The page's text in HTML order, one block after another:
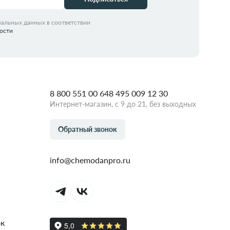
данных в соответствии
8 800 551 00 648 495 009 12 30
Интернет-магазин, с 9 до 21, без выходных
Обратный звонок
info@chemodanpro.ru